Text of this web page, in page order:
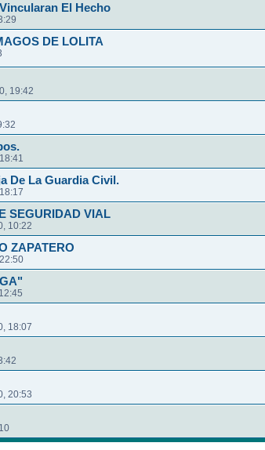
El Hecho
DE LOLITA
19:42
De La Guardia Civil.
SEGURIDAD VIAL
10:22
ZAPATERO
18:07
20:53